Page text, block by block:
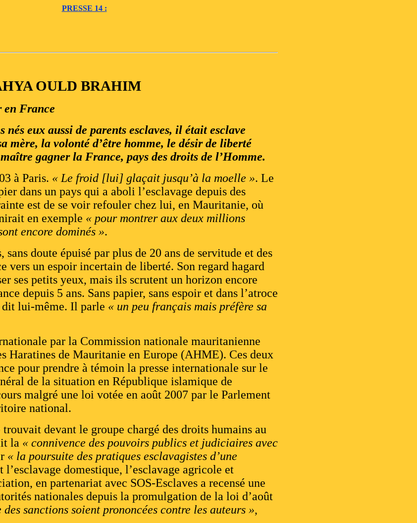
PRESSE 14 :
OULD BRAHIM
en France
nés eux aussi de parents esclaves, il était esclave
mère, la volonté d’être homme, le désir de liberté
gagner la France, pays des droits de l’Homme.
à Paris. « Le froid [lui] glaçait jusqu’à la moelle ». Le
dans un pays qui a aboli l’esclavage depuis des
est de se voir refouler chez lui, en Mauritanie, où
en exemple « pour montrer aux deux millions
encore dominés ».
doute épuisé par plus de 20 ans de servitude et des
vers un espoir incertain de liberté. Son regard hagard
ses petits yeux, mais ils scrutent un horizon encore
depuis 5 ans. Sans papier, sans espoir et dans l’atroce
dit lui-même. Il parle « un peu français mais préfère sa
par la Commission nationale mauritanienne
Haratines de Mauritanie en Europe (AHME). Ces deux
pour prendre à témoin la presse internationale sur le
de la situation en République islamique de
malgré une loi votée en août 2007 par le Parlement
national.
devant le groupe chargé des droits humains au
la « connivence des pouvoirs publics et judiciaires avec
« la poursuite des pratiques esclavagistes d’une
l’esclavage domestique, l’esclavage agricole et
en partenariat avec SOS-Esclaves a recensé une
nationales depuis la promulgation de la loi d’août
sanctions soient prononcées contre les auteurs »,